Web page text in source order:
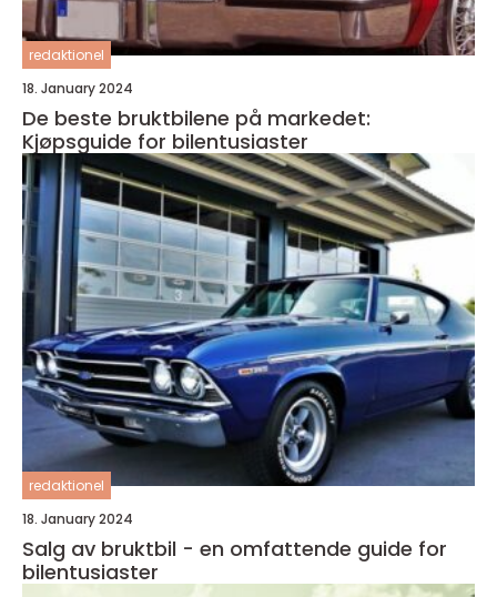
redaktionel
18. January 2024
De beste bruktbilene på markedet:
Kjøpsguide for bilentusiaster
redaktionel
18. January 2024
Salg av bruktbil - en omfattende guide for
bilentusiaster